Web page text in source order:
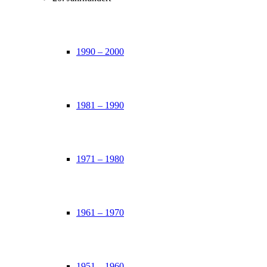
1990 – 2000
1981 – 1990
1971 – 1980
1961 – 1970